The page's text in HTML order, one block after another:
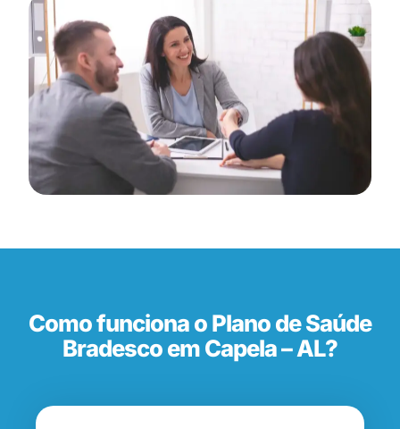
Como funciona o Plano de Saúde
Bradesco em Capela – AL?